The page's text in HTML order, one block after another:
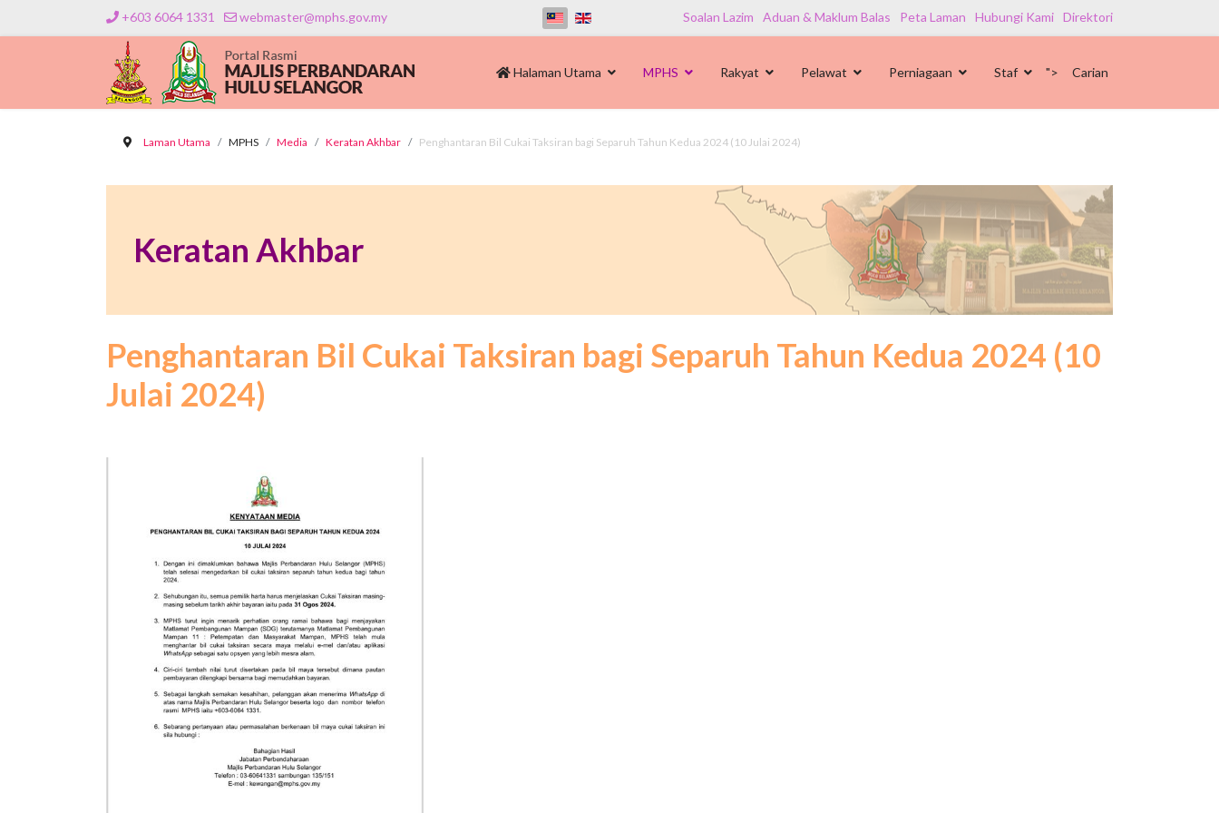
+603 6064 1331 webmaster@mphs.gov.my Soalan Lazim Aduan & Maklum Balas Peta Laman Hubungi Kami Direktori
Halaman Utama MPHS Rakyat Pelawat Perniagaan Staf "> Carian
Laman Utama MPHS Media Keratan Akhbar Penghantaran Bil Cukai Taksiran bagi Separuh Tahun Kedua 2024 (10 Julai 2024)
Keratan Akhbar
Penghantaran Bil Cukai Taksiran bagi Separuh Tahun Kedua 2024 (10
Julai 2024)